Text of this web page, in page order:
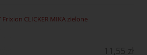
CLICKER MIKA zielone